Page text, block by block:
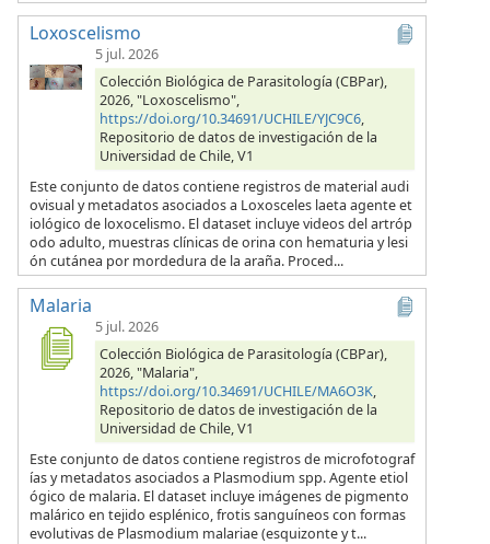
Loxoscelismo
5 jul. 2026
Colección Biológica de Parasitología (CBPar),
2026, "Loxoscelismo",
https://doi.org/10.34691/UCHILE/YJC9C6,
Repositorio de datos de investigación de la
Universidad de Chile, V1
Este conjunto de datos contiene registros de material audi
ovisual y metadatos asociados a Loxosceles laeta agente et
iológico de loxocelismo. El dataset incluye videos del artróp
odo adulto, muestras clínicas de orina con hematuria y lesi
ón cutánea por mordedura de la araña. Proced...
Malaria
5 jul. 2026
Colección Biológica de Parasitología (CBPar),
2026, "Malaria",
https://doi.org/10.34691/UCHILE/MA6O3K,
Repositorio de datos de investigación de la
Universidad de Chile, V1
Este conjunto de datos contiene registros de microfotograf
ías y metadatos asociados a Plasmodium spp. Agente etiol
ógico de malaria. El dataset incluye imágenes de pigmento
malárico en tejido esplénico, frotis sanguíneos con formas
evolutivas de Plasmodium malariae (esquizonte y t...